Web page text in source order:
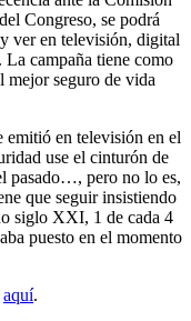
Congreso, se podrá
ver en televisión, digital
La campaña tiene como
mejor seguro de vida
en televisión en el
use el cinturón de
pasado…, pero no lo es,
que seguir insistiendo
siglo XXI, 1 de cada 4
puesto en el momento
aquí.